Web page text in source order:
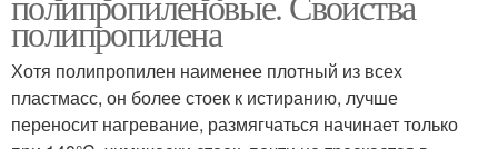
полипропилена
Хотя полипропилен наименее плотный из всех
пластмасс, он более стоек к истиранию, лучше
переносит нагревание, размягчаться начинает только